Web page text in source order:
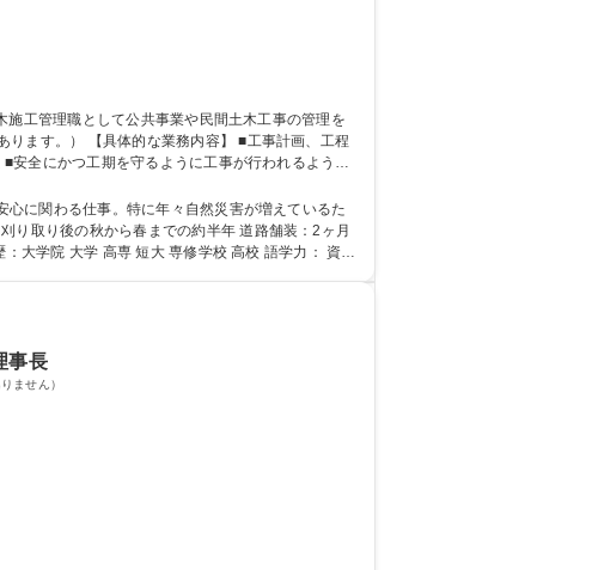
事計画、工程
安全にかつ工期を守るように工事が行われるように
ルト舗装工事、コンクリート舗装等） 募集職
り取り後の秋から春までの約半年 道路舗装：2ヶ月
事長
ません）